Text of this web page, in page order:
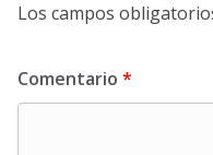
Los campos
Comentario *